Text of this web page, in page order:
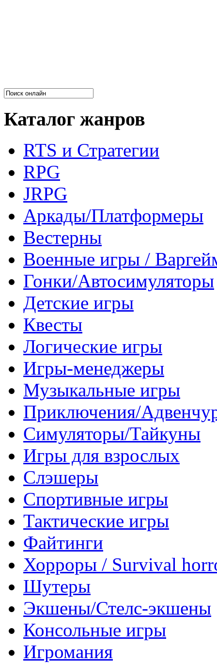
Каталог жанров
RTS и Стратегии
RPG
JRPG
Аркады/Платформеры
Вестерны
Военные игры /
Гонки/Автосимуляторы
Детские игры
Квесты
Логические игры
Игры-менеджеры
Музыкальные игры
Приключения/
Симуляторы/Тайкуны
Игры для взрослых
Слэшеры
Спортивные игры
Тактические игры
Файтинги
Хорроры / Survival
Шутеры
Экшены/Стелс-экшены
Консольные игры
Игромания